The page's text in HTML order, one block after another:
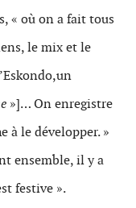
« où on a fait tous
le mix et le
»]… On enregistre
à le développer. »
ensemble, il y a
festive ».